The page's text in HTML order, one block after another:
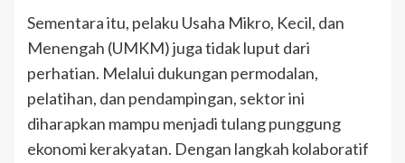
Sementara itu, pelaku Usaha Mikro, Kecil, dan
Menengah (UMKM) juga tidak luput dari
perhatian. Melalui dukungan permodalan,
pelatihan, dan pendampingan, sektor ini
diharapkan mampu menjadi tulang punggung
ekonomi kerakyatan. Dengan langkah kolaboratif